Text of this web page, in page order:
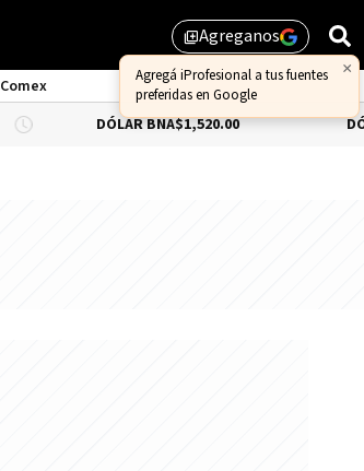
library_addAgreganos
Comex
DÓLAR BNA $1,520.00 DÓLAR BLUE-